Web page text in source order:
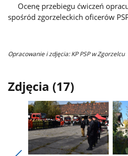
Ocenę przebiegu ćwiczeń
spośród zgorzeleckich oficerów
Opracowanie i zdjęcia: KP PSP w Zgorzelcu
Zdjęcia (17)